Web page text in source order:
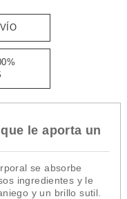
le aporta un
se absorbe
ingredientes y le
y un brillo sutil.